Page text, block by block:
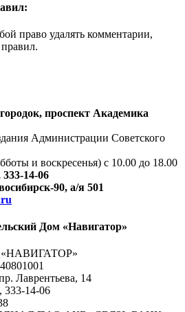
право удалять комментарии,
проспект Академика
Администрации Советского
и воскресенья) с 10.00 до 18.00
333-14-06
90, а/я 501
Дом «Навигатор»
«НАВИГАТОР»
Лаврентьева, 14
333-14-06